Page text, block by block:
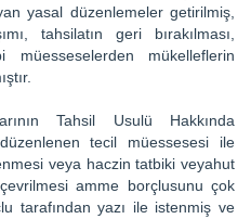
yasal düzenlemeler getirilmiş,
tahsilatın geri bırakılması,
mükelleflerin
Tahsil Usulü Hakkında
tecil müessesesi ile
veya haczin tatbiki veyahut
amme borçlusunu çok
tarafından yazı ile istenmiş ve